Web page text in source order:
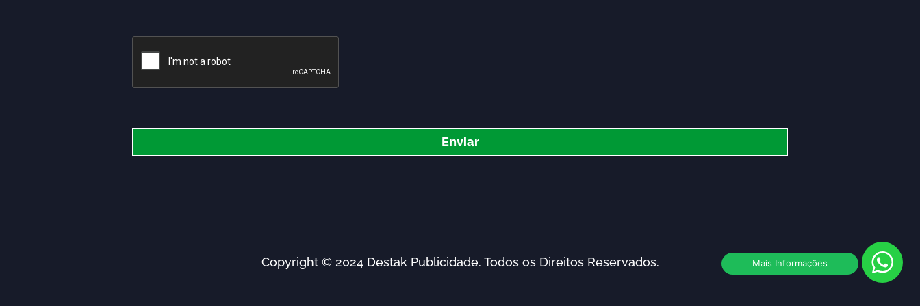
Enviar
Copyright © 2024 Destak Publicidade. Todos os Direitos Reservados. Mais Informações